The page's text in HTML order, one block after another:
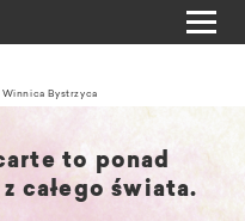
Winnica Bystrzyca
to ponad
całego świata.